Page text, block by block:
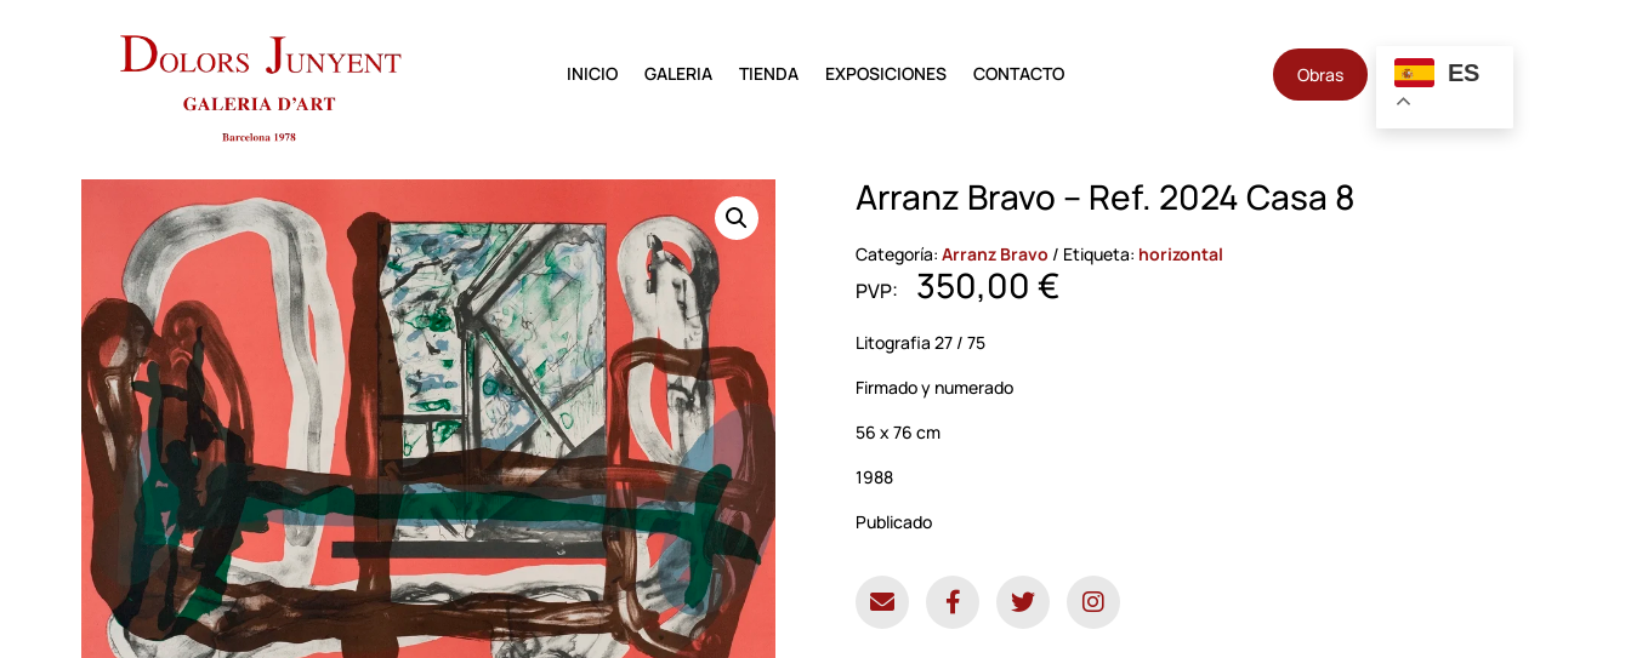
INICIO GALERIA TIENDA EXPOSICIONES CONTACTO Obras ES
Arranz Bravo – Ref. 2024 Casa 8
Categoría:Arranz Bravo Etiqueta: horizontal
350,00€
Litografia 27 / 75
Firmado y numerado
56 x 76 cm
1988
Publicado